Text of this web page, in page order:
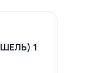
1